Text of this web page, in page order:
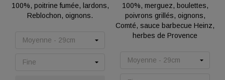
100%, poitrine fumée, lardons,
Reblochon, oignons.
100%, merguez, boulettes,
poivrons grillés, oignons,
Comté, sauce barbecue Heinz,
herbes de Provence